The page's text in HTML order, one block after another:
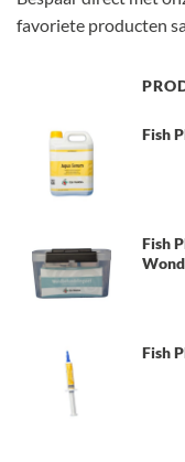
was:
favoriete producten
Fish
Fish
Fish